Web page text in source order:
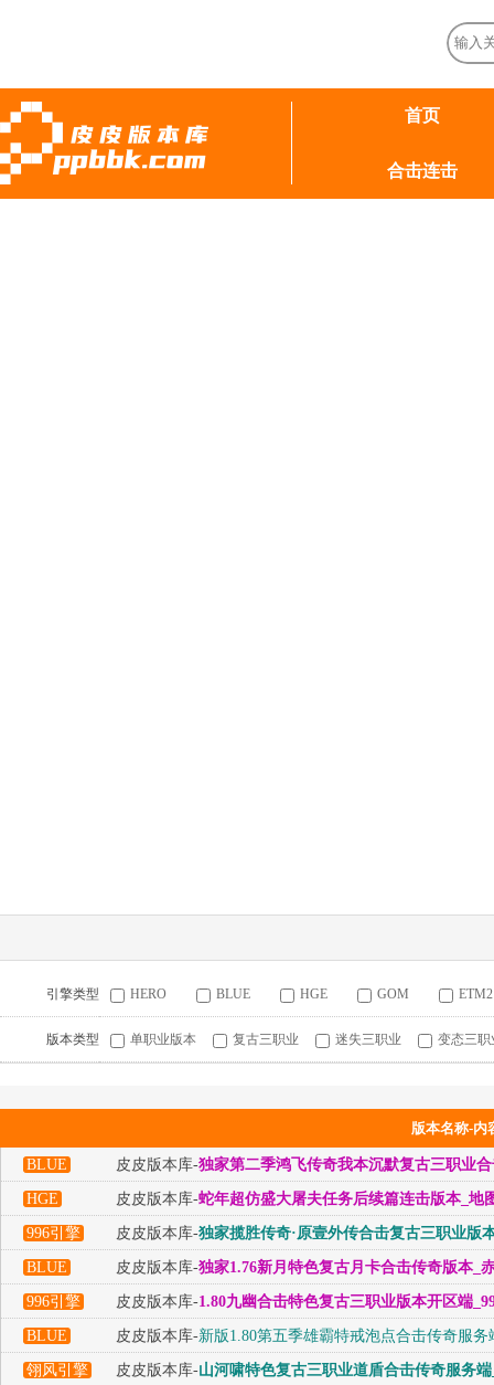
首页
合击连击
引擎类型 HERO BLUE HGE GOM ETM2
版本类型 单职业版本 复古三职业 迷失三职业 变态三职
版本名称-内
BLUE 皮皮版本库-独家第二季鸿飞传奇我本沉默复古三职业
HGE 皮皮版本库-蛇年超仿盛大屠夫任务后续篇连击版本_地
996引擎 皮皮版本库-独家揽胜传奇·原壹外传合击复古三职业版
BLUE 皮皮版本库-独家1.76新月特色复古月卡合击传奇版本_
996引擎 皮皮版本库-1.80九幽合击特色复古三职业版本开区端
BLUE 皮皮版本库-新版1.80第五季雄霸特戒泡点合击传奇服
翎风引擎 皮皮版本库-山河啸特色复古三职业道盾合击传奇服务